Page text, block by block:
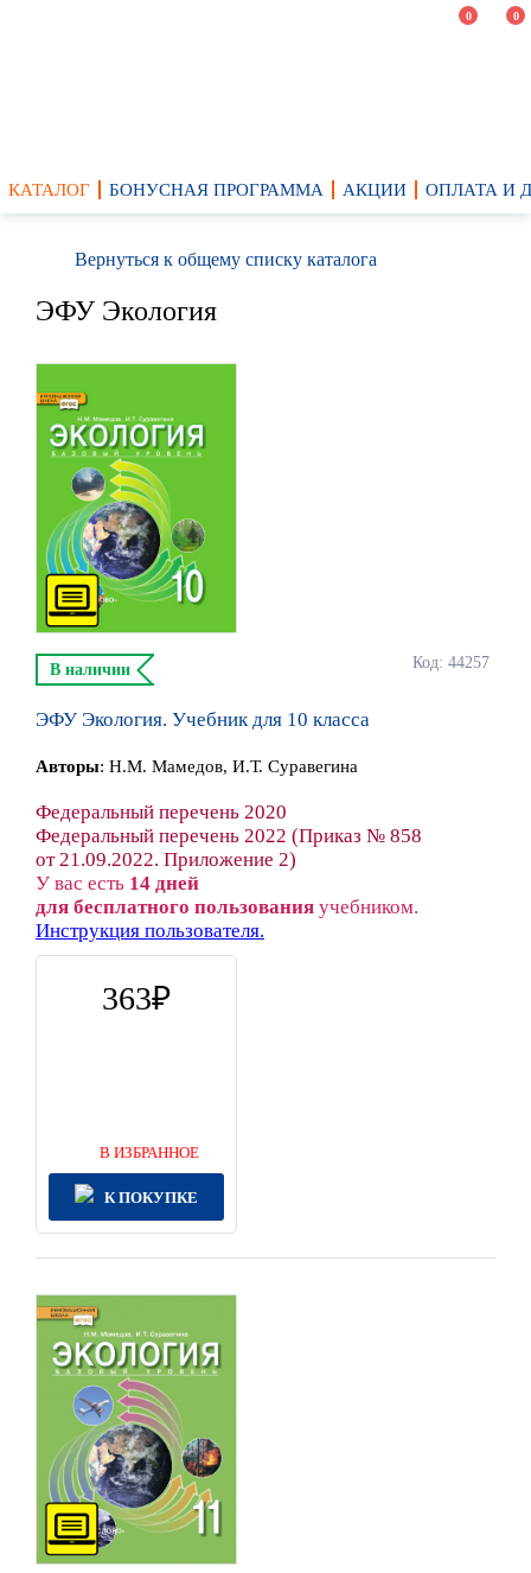
0 0
КАТАЛОГ БОНУСНАЯ ПРОГРАММА АКЦИИ ОПЛАТА И
Вернуться к общему списку каталога
ЭФУ Экология
Код: 44257
В наличии
ЭФУ Экология. Учебник для 10 класса
Авторы: Н.М. Мамедов, И.Т. Суравегина
Федеральный перечень 2020
Федеральный перечень 2022 (Приказ № 858
от 21.09.2022. Приложение 2)
У вас есть 14 дней
для бесплатного пользования учебником.
Инструкция пользователя.
363
В ИЗБРАННОЕ
К ПОКУПКЕ